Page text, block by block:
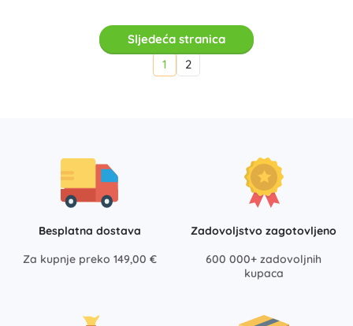
Sljedeća stranica
1
2
Besplatna dostava
Za kupnje preko 149,00 €
Zadovoljstvo zagotovljeno
600 000+ zadovoljnih
kupaca